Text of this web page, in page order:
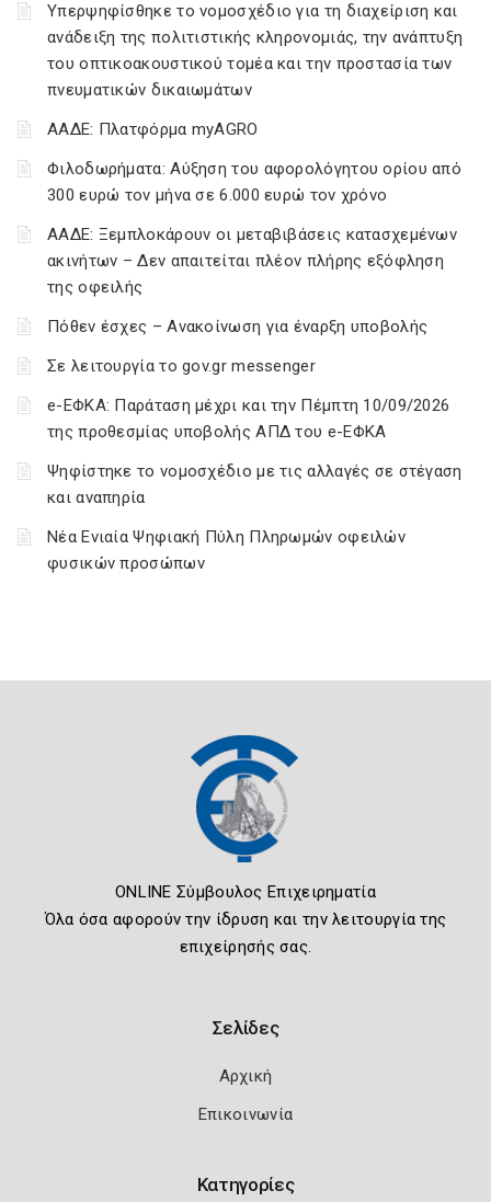
Υπερψηφίσθηκε το νομοσχέδιο για τη διαχείριση και
ανάδειξη της πολιτιστικής κληρονομιάς, την ανάπτυξη
του οπτικοακουστικού τομέα και την προστασία των
πνευματικών δικαιωμάτων
ΑΑΔΕ: Πλατφόρμα myAGRO
Φιλοδωρήματα: Αύξηση του αφορολόγητου ορίου από
300 ευρώ τον μήνα σε 6.000 ευρώ τον χρόνο
ΑΑΔΕ: Ξεμπλοκάρουν οι μεταβιβάσεις κατασχεμένων
ακινήτων – Δεν απαιτείται πλέον πλήρης εξόφληση
της οφειλής
Πόθεν έσχες – Ανακοίνωση για έναρξη υποβολής
Σε λειτουργία το gov.gr messenger
e-ΕΦΚΑ: Παράταση μέχρι και την Πέμπτη 10/09/2026
της προθεσμίας υποβολής ΑΠΔ του e-ΕΦΚΑ
Ψηφίστηκε το νομοσχέδιο με τις αλλαγές σε στέγαση
και αναπηρία
Νέα Ενιαία Ψηφιακή Πύλη Πληρωμών οφειλών
φυσικών προσώπων
ONLINE Σύμβουλος Επιχειρηματία
Όλα όσα αφορούν την ίδρυση και την λειτουργία της
επιχείρησής σας.
Σελίδες
Αρχική
Επικοινωνία
Κατηγορίες